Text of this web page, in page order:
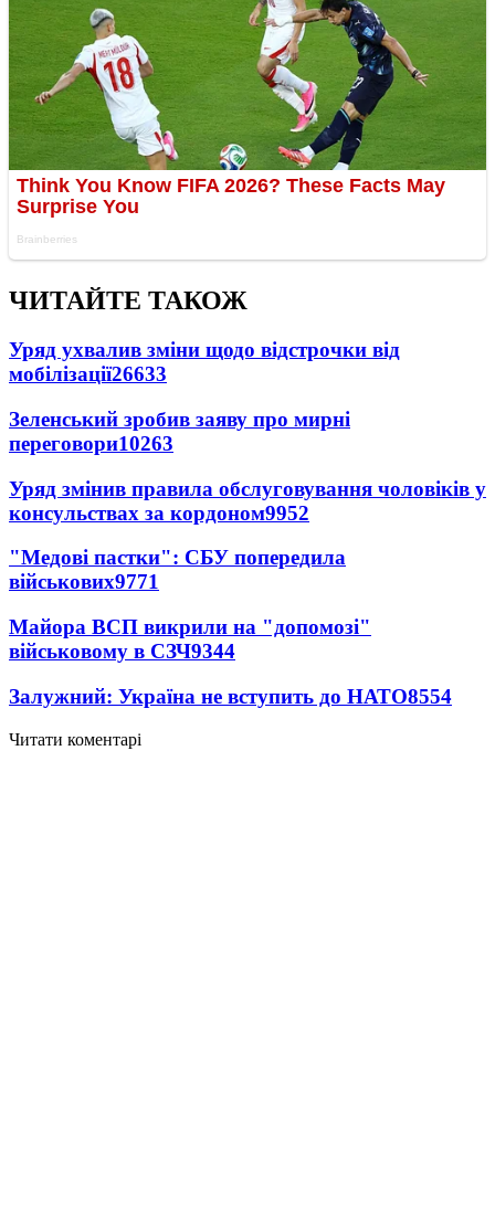
ЧИТАЙТЕ ТАКОЖ
Уряд ухвалив зміни щодо відстрочки від
мобілізації26633
Зеленський зробив заяву про мирні
переговори10263
Уряд змінив правила обслуговування чоловіків у
консульствах за кордоном9952
"Медові пастки": СБУ попередила
військових9771
Майора ВСП викрили на "допомозі"
військовому в СЗЧ9344
Залужний: Україна не вступить до НАТО8554
Читати коментарі